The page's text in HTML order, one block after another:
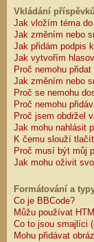
Vkládání příspěvků
Jak vložím téma do
Jak změním nebo
Jak přidám podpis
Jak vytvořím
Proč nemohu
Jak změním nebo
Proč se nemohu
Proč nemohu
Proč jsem obdržel
Jak mohu nahlásit
K čemu slouží
Proč musí být můj
Jak mohu oživit
Formátování a
Co je BBCode?
Můžu používat
Co to jsou smajlíci
Mohu přidávat